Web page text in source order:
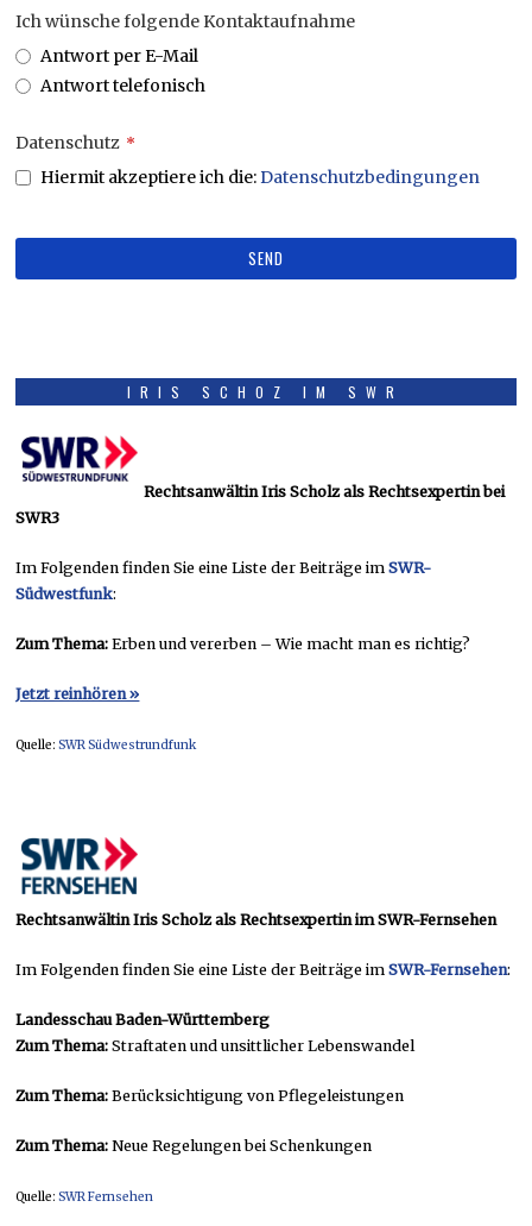
Ich wünsche folgende Kontaktaufnahme
Antwort per E-Mail
Antwort telefonisch
Datenschutz *
Hiermit akzeptiere ich die:Datenschutzbedingungen
SEND
be
blank
IRIS SCHOZ IM SWR
Rechtsanwältin Iris Scholz als Rechtsexpertin bei
SWR3
Im Folgenden finden Sie eine Liste der Beiträge imSWR-
Südwestfunk:
Zum Thema: Erben und vererben – Wie macht man es richtig?
Jetzt reinhören »
Quelle:SWR Südwestrundfunk
Rechtsanwältin Iris Scholz als Rechtsexpertin im SWR-Fernsehen
Im Folgenden finden Sie eine Liste der Beiträge imSWR-Fernsehen:
Landesschau Baden-Württemberg
Zum Thema: Straftaten und unsittlicher Lebenswandel
Zum Thema: Berücksichtigung von Pflegeleistungen
Zum Thema: Neue Regelungen bei Schenkungen
Quelle:SWR Fernsehen